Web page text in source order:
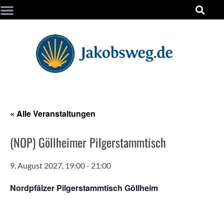
« Alle Veranstaltungen
(NOP) Göllheimer Pilgerstammtisch
9. August 2027, 19:00- 21:00
Nordpfälzer Pilgerstammtisch Göllheim